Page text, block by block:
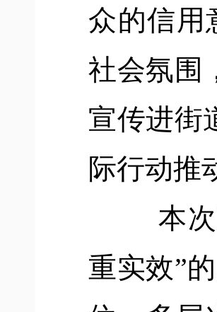
众的信用
社会氛围
宣传进街
际行动推
本
重实效”